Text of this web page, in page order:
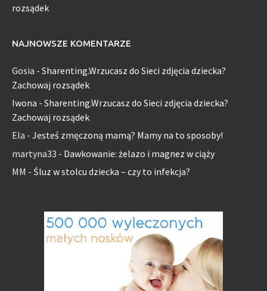
rozsądek
NAJNOWSZE KOMENTARZE
Gosia - Sharenting.Wrzucasz do Sieci zdjęcia dziecka?
Zachowaj rozsądek
Iwona - Sharenting.Wrzucasz do Sieci zdjęcia dziecka?
Zachowaj rozsądek
Ela - Jesteś zmęczoną mamą? Mamy na to sposoby!
martyna33 - Dawkowanie: żelazo i magnez w ciąży
MM - Śluz w stolcu dziecka – czy to infekcja?